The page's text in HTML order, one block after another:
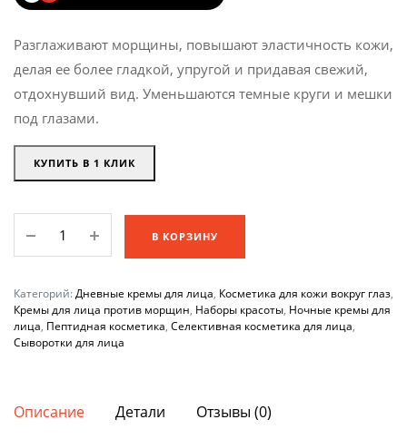
Разглаживают морщины, повышают эластичность кожи,
делая ее более гладкой, упругой и придавая свежий,
отдохнувший вид. Уменьшаются темные круги и мешки
под глазами.
КУПИТЬ В 1 КЛИК
средств
KEENWELL
SNOW
DROPS
50
В КОРЗИНУ
Категорий:Дневные кремы для лица, Косметика для кожи вокруг глаз,
Кремы для лица против морщин, Наборы красоты, Ночные кремы для
лица, Пептидная косметика, Селективная косметика для лица,
Сыворотки для лица
Описание Детали Отзывы (0)